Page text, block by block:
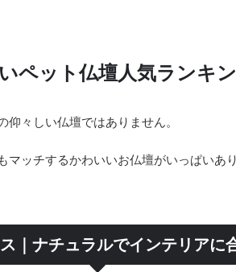
ペット仏壇人気ランキ
々しい仏壇ではありません。
マッチするかわいいお仏壇がいっぱいあり
｜ナチュラルでインテリアに